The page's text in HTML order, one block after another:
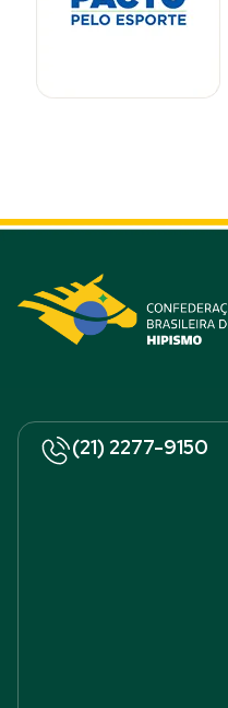
(21) 2277-9150